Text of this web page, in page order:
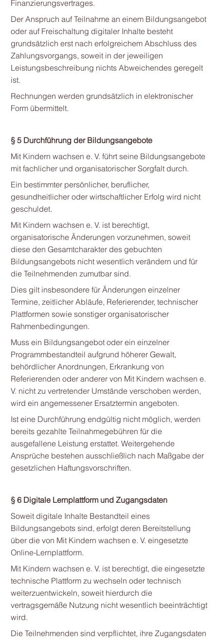
Finanzierungsvertrages.
Der Anspruch auf Teilnahme an einem Bildungsangebot
oder auf Freischaltung digitaler Inhalte besteht
grundsätzlich erst nach erfolgreichem Abschluss des
Zahlungsvorgangs, soweit in der jeweiligen
Leistungsbeschreibung nichts Abweichendes geregelt
ist.
Rechnungen werden grundsätzlich in elektronischer
Form übermittelt.
§ 5 Durchführung der Bildungsangebote
Mit Kindern wachsen e. V. führt seine Bildungsangebote
mit fachlicher und organisatorischer Sorgfalt durch.
Ein bestimmter persönlicher, beruflicher,
gesundheitlicher oder wirtschaftlicher Erfolg wird nicht
geschuldet.
Mit Kindern wachsen e. V. ist berechtigt,
organisatorische Änderungen vorzunehmen, soweit
diese den Gesamtcharakter des gebuchten
Bildungsangebots nicht wesentlich verändern und für
die Teilnehmenden zumutbar sind.
Dies gilt insbesondere für Änderungen einzelner
Termine, zeitlicher Abläufe, Referierender, technischer
Plattformen sowie sonstiger organisatorischer
Rahmenbedingungen.
Muss ein Bildungsangebot oder ein einzelner
Programmbestandteil aufgrund höherer Gewalt,
behördlicher Anordnungen, Erkrankung von
Referierenden oder anderer von Mit Kindern wachsen e.
V. nicht zu vertretender Umstände verschoben werden,
wird ein angemessener Ersatztermin angeboten.
Ist eine Durchführung endgültig nicht möglich, werden
bereits gezahlte Teilnahmegebühren für die
ausgefallene Leistung erstattet. Weitergehende
Ansprüche bestehen ausschließlich nach Maßgabe der
gesetzlichen Haftungsvorschriften.
§ 6 Digitale Lernplattform und Zugangsdaten
Soweit digitale Inhalte Bestandteil eines
Bildungsangebots sind, erfolgt deren Bereitstellung
über die von Mit Kindern wachsen e. V. eingesetzte
Online-Lernplattform.
Mit Kindern wachsen e. V. ist berechtigt, die eingesetzte
technische Plattform zu wechseln oder technisch
weiterzuentwickeln, soweit hierdurch die
vertragsgemäße Nutzung nicht wesentlich beeinträchtigt
wird.
Die Teilnehmenden sind verpflichtet, ihre Zugangsdaten